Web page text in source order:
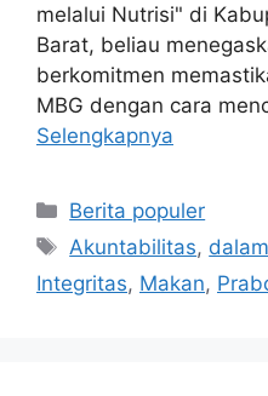
melalui Nutrisi" di
Barat, beliau
berkomitmen
MBG dengan cara
Selengkapnya
Kategori
Berita populer
Tag
Akuntabilitas, dalam
Integritas, Makan,